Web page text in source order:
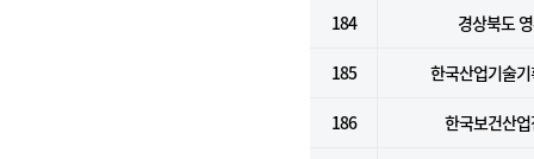
184 경상북도
185 한국산업기술
186 한국보건산